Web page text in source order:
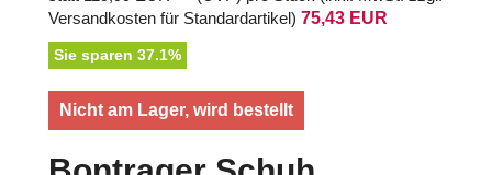
Versandkosten für Standardartikel) 75,43 EUR
Sie sparen 37.1%
Nicht am Lager, wird bestellt